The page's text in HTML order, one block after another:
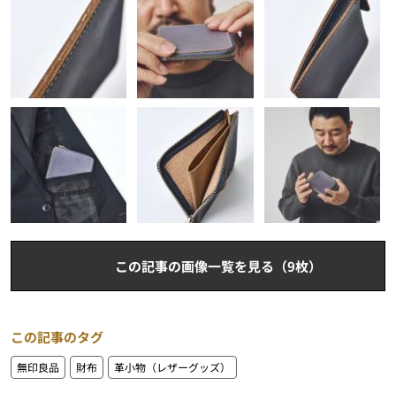
この記事の画像一覧を見る（9枚）
この記事のタグ
無印良品 財布 革小物（レザーグッズ）